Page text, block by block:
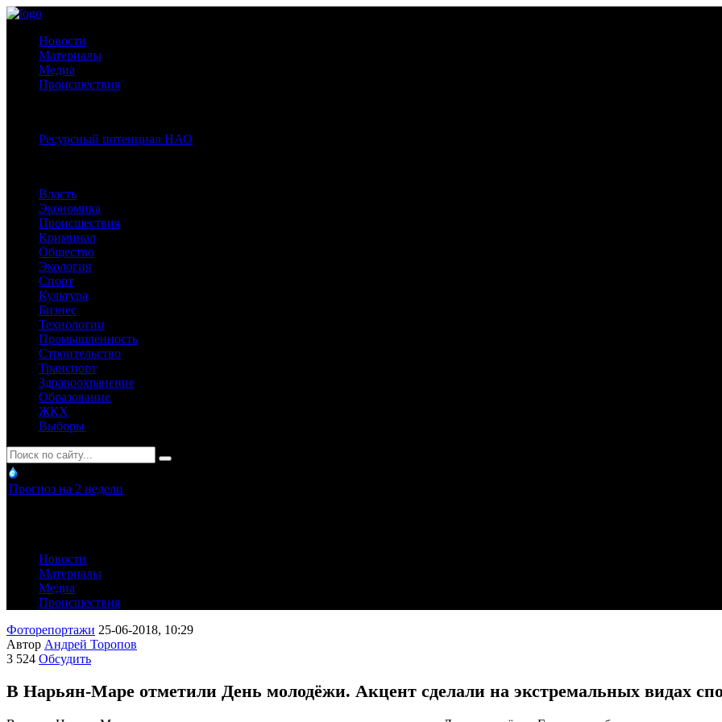
Новости
Материалы
Медиа
Происшествия
Ресурсный потенциал НАО
Власть
Экономика
Происшествия
Криминал
Общество
Экология
Спорт
Культура
Бизнес
Технологии
Промышленность
Строительство
Транспорт
Здравоохранение
Образование
ЖКХ
Выборы
Прогноз на 2 недели
Новости
Материалы
Медиа
Происшествия
Фоторепортажи 25-06-2018, 10:29
Автор Андрей Торопов
3 524 Обсудить
В Нарьян-Маре отметили День молодёжи. Акцент сделали на экстремальных видах